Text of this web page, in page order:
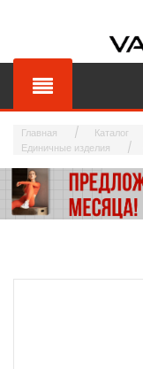
Главная Каталог
Единичные изделия